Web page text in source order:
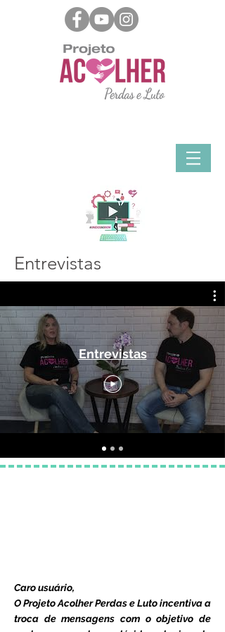
Entrevistas
Entrevistas
Caro usuário,
O Projeto Acolher Perdas e Luto incentiva a
troca de mensagens com o objetivo de